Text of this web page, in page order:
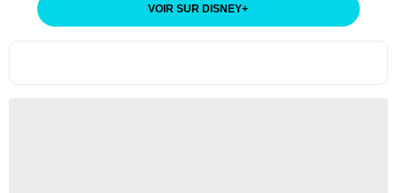
VOIR SUR DISNEY+